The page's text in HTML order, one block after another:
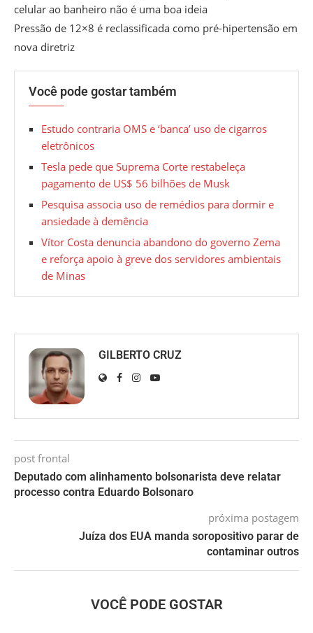
celular ao banheiro não é uma boa ideia
Pressão de 12×8 é reclassificada como pré-hipertensão em
nova diretriz
Você pode gostar também
Estudo contraria OMS e ‘banca’ uso de cigarros
eletrônicos
Tesla pede que Suprema Corte restabeleça
pagamento de US$ 56 bilhões de Musk
Pesquisa associa uso de remédios para dormir e
ansiedade à demência
Vítor Costa denuncia abandono do governo Zema
e reforça apoio à greve dos servidores ambientais
de Minas
GILBERTO CRUZ
post frontal
Deputado com alinhamento bolsonarista deve relatar
processo contra Eduardo Bolsonaro
próxima postagem
Juíza dos EUA manda soropositivo parar de
contaminar outros
VOCÊ PODE GOSTAR